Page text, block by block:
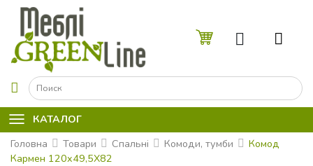
☰
КАТАЛОГ
Головна
Товари Спальні Комоди, тумби
Комод
Кармен 120x49,5X82